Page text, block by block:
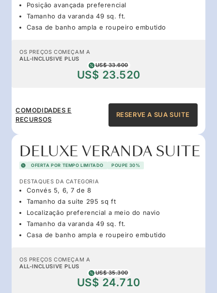
Posição avançada preferencial
Tamanho da varanda 49 sq. ft.
Casa de banho ampla e roupeiro embutido
OS PREÇOS COMEÇAM A
ALL-INCLUSIVE PLUS
US$ 33.600
US$ 23.520
COMODIDADES E
RECURSOS
RESERVE A SUA SUITE
DELUXE VERANDA SUITE
OFERTA POR TEMPO LIMITADO POUPE 30%
DESTAQUES DA CATEGORIA
Convés 5, 6, 7 de 8
Tamanho da suíte 295 sq ft
Localização preferencial a meio do navio
Tamanho da varanda 49 sq. ft.
Casa de banho ampla e roupeiro embutido
OS PREÇOS COMEÇAM A
ALL-INCLUSIVE PLUS
US$ 35.300
US$ 24.710